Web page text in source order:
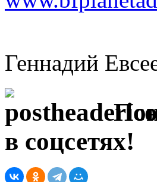
Геннадий
в соцсетях!